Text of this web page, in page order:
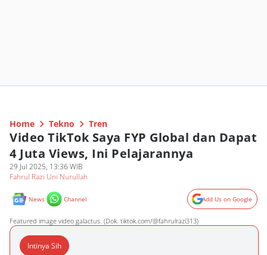
Home Tekno Tren
Video TikTok Saya FYP Global dan Dapat
4 Juta Views, Ini Pelajarannya
29 Jul 2025, 13:36 WIB
Fahrul Razi Uni Nurullah
News Channel Add Us on Google
Featured image video galactus. (Dok. tiktok.com/@fahrulrazi313)
Intinya Sih